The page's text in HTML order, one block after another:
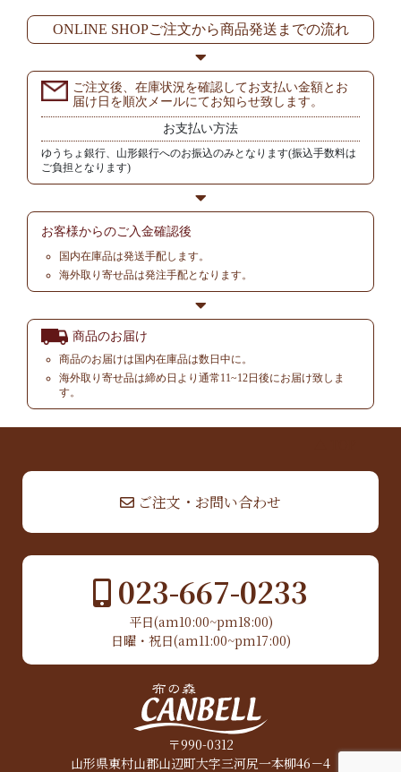
ONLINE SHOPご注文から商品発送までの流れ
ご注文後、在庫状況を確認してお支払い金額とお
届け日を順次メールにてお知らせ致します。
お支払い方法
ゆうちょ銀行、山形銀行へのお振込のみとなります(振込手数料は
ご負担となります)
お客様からのご入金確認後
国内在庫品は発送手配します。
海外取り寄せ品は発注手配となります。
商品のお届け
商品のお届けは国内在庫品は数日中に。
海外取り寄せ品は締め日より通常11~12日後にお届け致しま
す。
ご注文・お問い合わせ
023-667-0233
平日(am10:00~pm18:00)
日曜・祝日(am11:00~pm17:00)
〒990-0312
山形県東村山郡山辺町大字三河尻一本柳46－4